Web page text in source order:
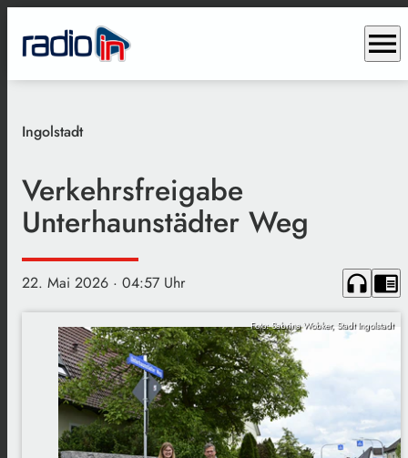
menu
Ingolstadt
Verkehrsfreigabe
Unterhaunstädter Weg
22. Mai 2026 · 04:57 Uhr headphones chrome_reader_mode
Foto: Sabrina Wobker, Stadt Ingolstadt